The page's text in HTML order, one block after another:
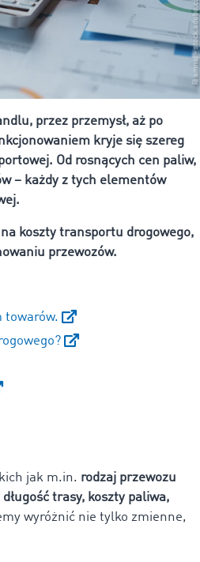
przez przemysł, aż po
kryje się szereg
Od rosnących cen paliw,
– każdy z tych elementów
koszty transportu drogowego,
przewozów.
towarów.
jak m.in. rodzaj przewozu
trasy, koszty paliwa,
wyróżnić nie tylko zmienne,